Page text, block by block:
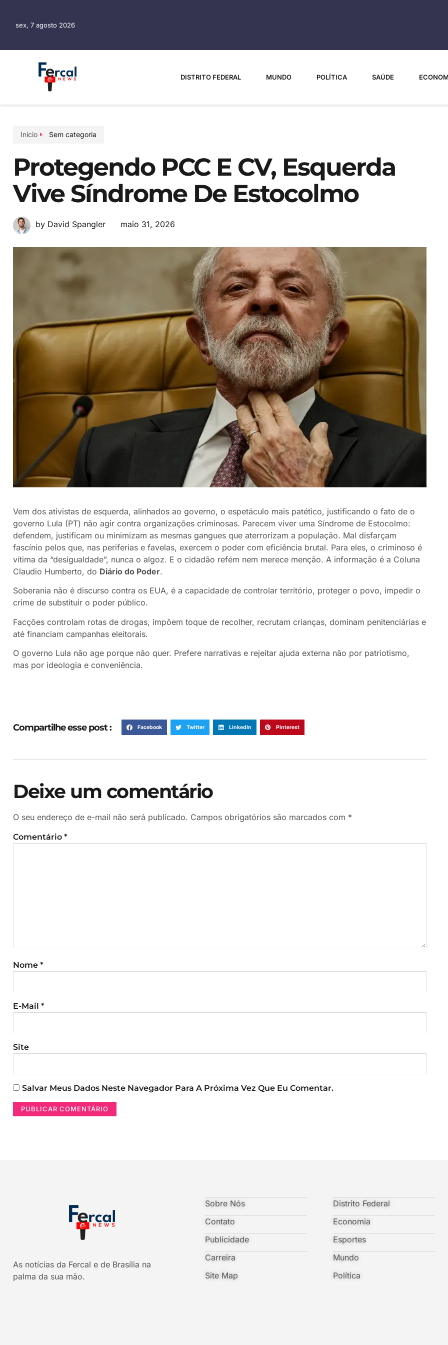
sex, 7 agosto 2026
DISTRITO FEDERAL MUNDO POLÍTICA SAÚDE
Início Sem categoria
Protegendo PCC E CV, Esquerda
Vive Síndrome De Estocolmo
by David Spangler maio 31, 2026
Vem dos ativistas de esquerda, alinhados ao governo, o espetáculo mais patético, justificando o fato de o
governo Lula (PT) não agir contra organizações criminosas. Parecem viver uma Síndrome de Estocolmo:
defendem, justificam ou minimizam as mesmas gangues que aterrorizam a população. Mal disfarçam
fascínio pelos que, nas periferias e favelas, exercem o poder com eficiência brutal. Para eles, o criminoso é
vítima da “desigualdade”, nunca o algoz. E o cidadão refém nem merece menção. A informação é a Coluna
Claudio Humberto, do Diário do Poder.
Soberania não é discurso contra os EUA, é a capacidade de controlar território, proteger o povo, impedir o
crime de substituir o poder público.
Facções controlam rotas de drogas, impõem toque de recolher, recrutam crianças, dominam penitenciárias e
até financiam campanhas eleitorais.
O governo Lula não age porque não quer. Prefere narrativas e rejeitar ajuda externa não por patriotismo,
mas por ideologia e conveniência.
Compartilhe esse post : Facebook Twitter LinkedIn Pinterest
Deixe um comentário
O seu endereço de e-mail não será publicado. Campos obrigatórios são marcados com *
Comentário *
Nome *
E-Mail *
Site
Salvar Meus Dados Neste Navegador Para A Próxima Vez Que Eu Comentar.
As notícias da Fercal e de Brasília na
palma da sua mão.
Sobre Nós
Contato
Publicidade
Carreira
Site Map
Distrito Federal
Economia
Esportes
Mundo
Política